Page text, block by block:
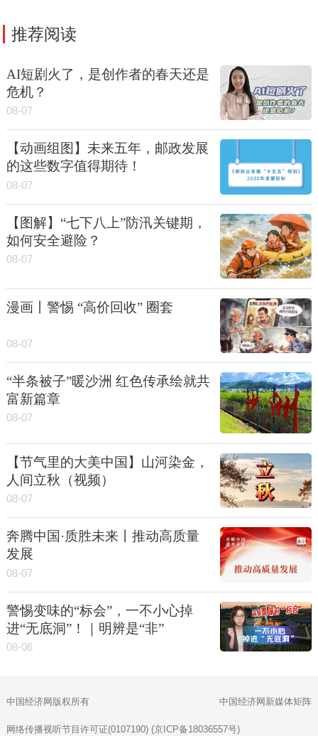
推荐阅读
AI短剧火了，是创作者的春天还是
危机？
08-07
【动画组图】未来五年，邮政发展
的这些数字值得期待！
08-07
【图解】“七下八上”防汛关键期，
如何安全避险？
08-07
漫画丨警惕 “高价回收” 圈套
08-07
“半条被子”暖沙洲 红色传承绘就共
富新篇章
08-07
【节气里的大美中国】山河染金，
人间立秋（视频）
08-07
奔腾中国·质胜未来丨推动高质量
发展
08-07
警惕变味的“标会”，一不小心掉
进“无底洞”！｜明辨是“非”
08-06
中国经济网版权所有 中国经济网新媒体矩阵
网络传播视听节目许可证(0107190) (京ICP备18036557号)